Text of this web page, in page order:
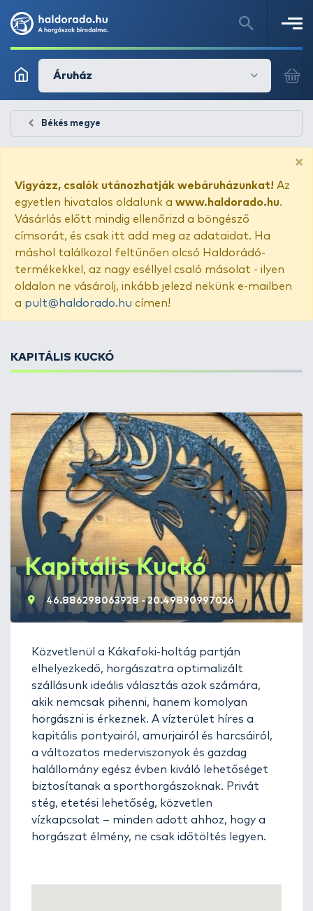
Áruház
Békés megye
×
Vigyázz, csalók utánozhatják webáruházunkat! Az
egyetlen hivatalos oldalunk a www.haldorado.hu.
Vásárlás előtt mindig ellenőrizd a böngésző
címsorát, és csak itt add meg az adataidat. Ha
máshol találkozol feltűnően olcsó Haldorádó-
termékekkel, az nagy eséllyel csaló másolat - ilyen
oldalon ne vásárolj, inkább jelezd nekünk e-mailben
a pult@haldorado.hu címen!
KAPITÁLIS KUCKÓ
Kapitális Kuckó
46.886298063928 - 20.49890997026
Közvetlenül a Kákafoki-holtág partján
elhelyezkedő, horgászatra optimalizált
szállásunk ideális választás azok számára,
akik nemcsak pihenni, hanem komolyan
horgászni is érkeznek. A vízterület híres a
kapitális pontyairól, amurjairól és harcsáiról,
a változatos mederviszonyok és gazdag
halállomány egész évben kiváló lehetőséget
biztosítanak a sporthorgászoknak. Privát
stég, etetési lehetőség, közvetlen
vízkapcsolat – minden adott ahhoz, hogy a
horgászat élmény, ne csak időtöltés legyen.